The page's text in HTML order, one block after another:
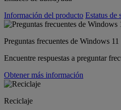
Información del producto Estatus de
Preguntas frecuentes de Windows 11
Encuentre respuestas a preguntar
Obtener más información
Reciclaje